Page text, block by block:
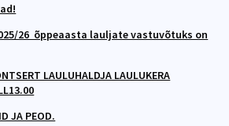
26 õppeaasta lauljate vastuvõtuks on
LAULUHALDJA LAULUKERA
JA PEOD.